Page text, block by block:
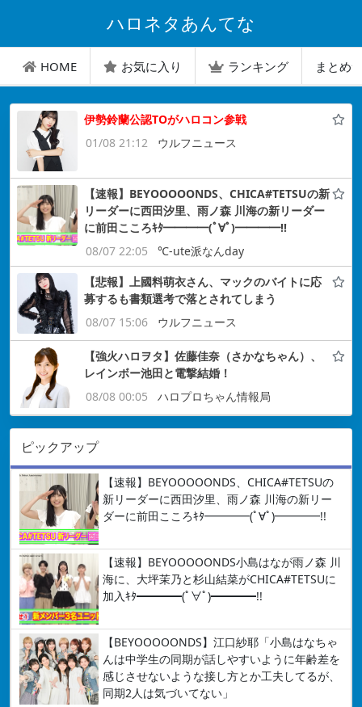
ハロネタあんてな
HOME お気に入り ランキング まとめ
伊勢鈴蘭公認TOがハロコン参戦
01/08 21:12
ウルフニュース
【速報】BEYOOOOONDS、CHICA#TETSUの新
リーダーに西田汐里、雨ノ森 川海の新リーダー
に前田こころｷﾀ━━━━(ﾟ∀ﾟ)━━━━!!
08/07 22:05
℃-ute派なんday
【悲報】上國料萌衣さん、マックのバイトに応
募するも書類選考で落とされてしまう
08/07 15:06
ウルフニュース
【強火ハロヲタ】佐藤佳奈（さかなちゃん）、
レインボー池田と電撃結婚！
08/08 00:05
ハロプロちゃん情報局
ピックアップ
【速報】BEYOOOOONDS、CHICA#TETSUの
新リーダーに西田汐里、雨ノ森 川海の新リー
ダーに前田こころｷﾀ━━━━(ﾟ∀ﾟ)━━━━!!
【速報】BEYOOOOONDS小島はなが雨ノ森 川
海に、大坪茉乃と杉山結菜がCHICA#TETSUに
加入ｷﾀ━━━━(ﾟ∀ﾟ)━━━━!!
【BEYOOOOONDS】江口紗耶「小島はなちゃ
んは中学生の同期が話しやすいように年齢差を
感じさせないような接し方とか工夫してるが、
同期2人は気づいてない」